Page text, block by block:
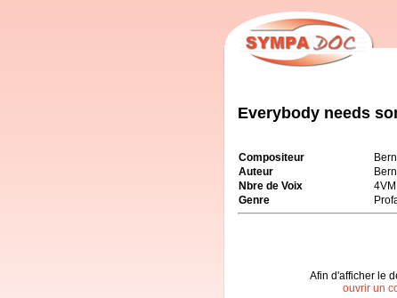
Everybody needs
Compositeur
Auteur
Nbre de Voix
Genre
Afin d'afficher le
ouvrir un